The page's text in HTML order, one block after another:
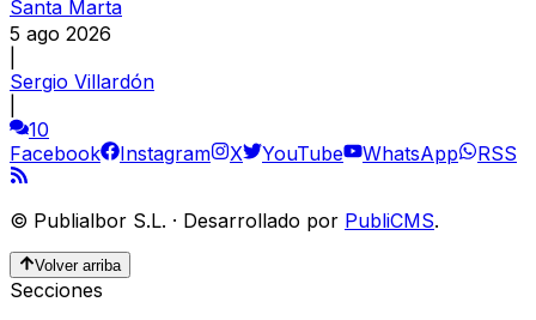
Santa Marta
5 ago 2026
Sergio Villardón
10
Facebook
Instagram X YouTube WhatsApp RSS
© Publialbor S.L. · Desarrollado por PubliCMS.
Volver arriba
Secciones